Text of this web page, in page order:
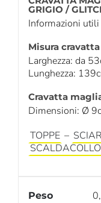
GRIGIO /
Informazioni utili
Misura
Larghezza: da
Lunghezza:
Cravatta
Dimensioni: Ø
TOPPE –
SCALDACOLLO
Peso